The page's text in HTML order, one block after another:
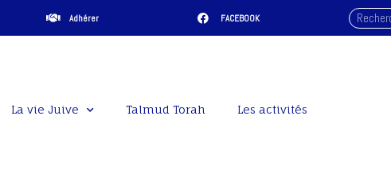
Adhérer FACEBOOK
La vie Juive Talmud Torah Les activités